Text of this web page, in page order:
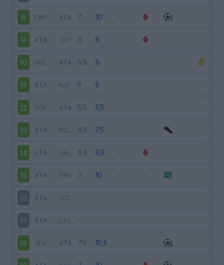
8 EMP - ATA
9 ATA - INT
10 UDI - ATA
11 ATA - NAP
12 TOR - ATA
13 ATA - MIL
14 ATA - SAL
15 ATA - FRO
16 ATA - UDI
17 ATA - LAZ
18 GEN - ATA